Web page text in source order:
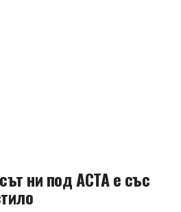
ни под АСТА е със